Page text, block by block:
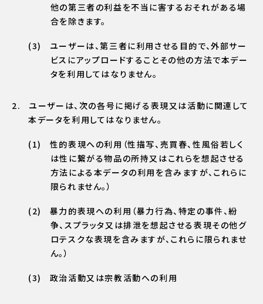
他の第三者の利益を不当に害するおそれがある場
合を除きます。
ユーザーは、第三者に利用させる目的で、外部サー
ビスにアップロードすることその他の方法で本デー
タを利用してはなりません。
ユーザーは、次の各号に掲げる表現又は活動に関連して
本データを利用してはなりません。
性的表現への利用（性描写、売買春、性風俗若しく
は性に繋がる物品の所持又はこれらを想起させる
方法による本データの利用を含みますが、これらに
限られません。）
暴力的表現への利用（暴力行為、特定の事件、紛
争、スプラッタ又は排泄を想起させる表現その他グ
ロテスクな表現を含みますが、これらに限られませ
ん。）
政治活動又は宗教活動への利用